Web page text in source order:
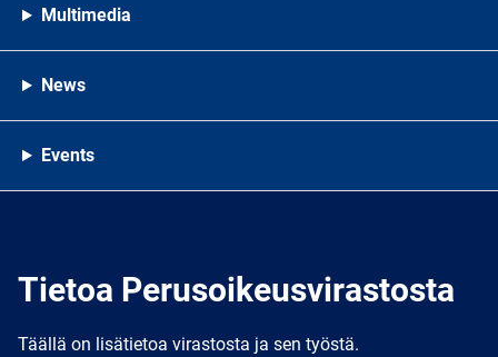
Multimedia
News
Events
Tietoa Perusoikeusvirastosta
Täällä on lisätietoa virastosta ja sen työstä.